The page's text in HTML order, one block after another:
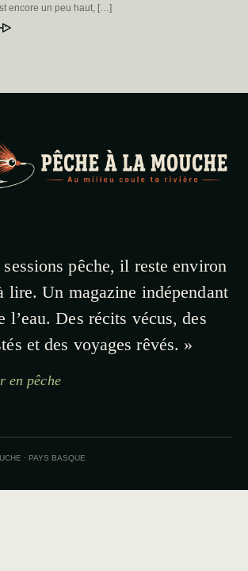
encore un peu haut, […]
pêche, il reste environ
lire. Un magazine indépendant
l’eau. Des récits vécus, des
et des voyages rêvés. »
en pêche
· PAYS BASQUE